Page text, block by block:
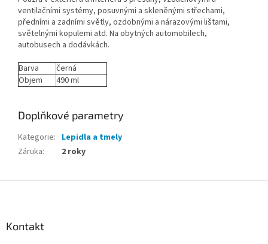
ventilačními systémy, posuvnými a skleněnými střechami,
předními a zadními světly, ozdobnými a nárazovými lištami,
světelnými kopulemi atd. Na obytných automobilech,
autobusech a dodávkách.
Barva
černá
Objem
490 ml
Doplňkové parametry
Kategorie: Lepidla a tmely
Záruka: 2 roky
Kontakt